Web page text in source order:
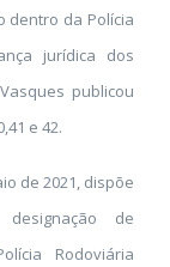
dentro da Polícia
jurídica dos
publicou
e 42.
de 2021, dispõe
de
Rodoviária